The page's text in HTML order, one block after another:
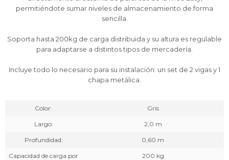
permitiéndote sumar niveles de almacenamiento de forma
sencilla.
Soporta hasta 200kg de carga distribuida y su altura es regulable
para adaptarse a distintos tipos de mercadería.
Incluye todo lo necesario para su instalación: un set de 2 vigas y 1
chapa metálica.
Color Gris
Largo 2,0 m
Profundidad 0,60 m
Capacidad de carga por
200 kg